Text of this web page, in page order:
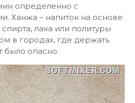
определенно с
Ханжа – напиток на основе
лака или политуры
в городах, где держать
было опасно.